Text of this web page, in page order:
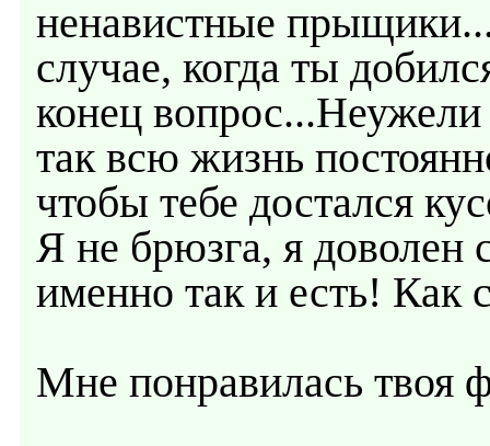
ненавистные
случае, когда ты
конец
так всю жизнь
чтобы тебе достался
Я не брюзга, я
именно так и есть! Как
Мне понравилась твоя